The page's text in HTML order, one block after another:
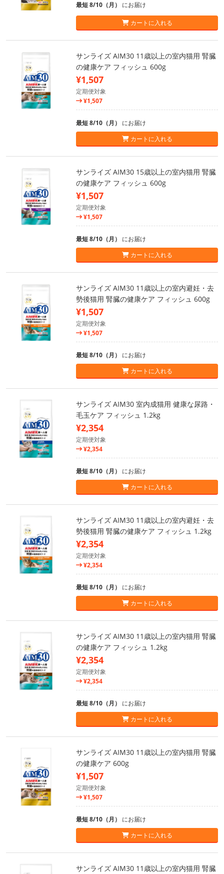
最短 8/10（月） にお届け
カートに入れる
サンライズ AIM30 11歳以上の室内猫用 腎臓
の健康ケア フィッシュ 600g
¥1,507
定期便対象
¥1,507
最短 8/10（月） にお届け
カートに入れる
サンライズ AIM30 15歳以上の室内猫用 腎臓
の健康ケア フィッシュ 600g
¥1,507
定期便対象
¥1,507
最短 8/10（月） にお届け
カートに入れる
サンライズ AIM30 11歳以上の室内避妊・去
勢後猫用 腎臓の健康ケア フィッシュ 600g
¥1,507
定期便対象
¥1,507
最短 8/10（月） にお届け
カートに入れる
サンライズ AIM30 室内成猫用 健康な尿路・
毛玉ケア フィッシュ 1.2kg
¥2,354
定期便対象
¥2,354
最短 8/10（月） にお届け
カートに入れる
サンライズ AIM30 11歳以上の室内避妊・去
勢後猫用 腎臓の健康ケア フィッシュ 1.2kg
¥2,354
定期便対象
¥2,354
最短 8/10（月） にお届け
カートに入れる
サンライズ AIM30 11歳以上の室内猫用 腎臓
の健康ケア フィッシュ 1.2kg
¥2,354
定期便対象
¥2,354
最短 8/10（月） にお届け
カートに入れる
サンライズ AIM30 11歳以上の室内猫用 腎臓
の健康ケア 600g
¥1,507
定期便対象
¥1,507
最短 8/10（月） にお届け
カートに入れる
サンライズ AIM30 11歳以上の室内猫用 腎臓